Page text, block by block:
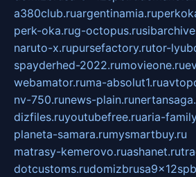
a380club.ruargentinamia.ru
perk-oka.rug-octopus.ru
naruto-x.rupursefactory.rutor-
spayderhed-2022.rumovieone.ru
webamator.ruma-absolut1.ru
nv-750.runews-plain.ru
dizfiles.ruyoutubefree.ruaria-
planeta-samara.rumysmartbuy.ru
matrasy-kemerovo.ruashanet.ru
dotcustoms.ru